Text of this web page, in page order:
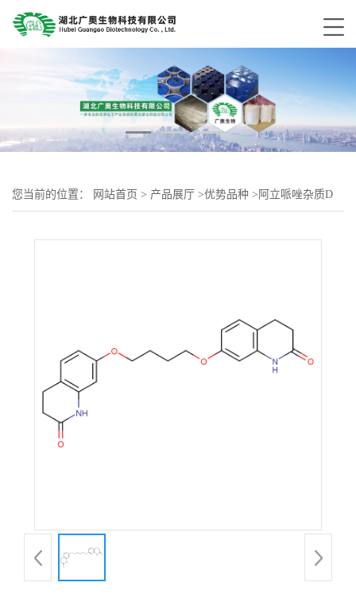
您当前的位置： 网站首页 > 产品展厅 >优势品种 > 阿立哌唑杂质D